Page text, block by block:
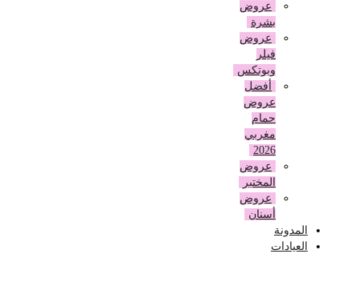
عروض
بشرة
عروض
وبوتكس
أفضل
عروض
حمام
مغربي
عروض
المختبر
عروض
أسنان
المدونة
العيادات